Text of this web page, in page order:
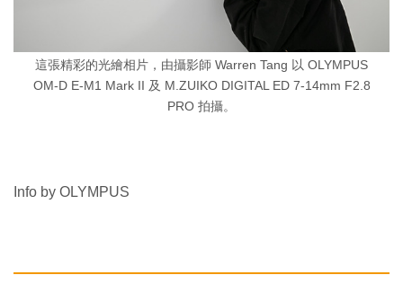
這張精彩的光繪相片，由攝影師 Warren Tang 以 OLYMPUS
OM-D E-M1 Mark II 及 M.ZUIKO DIGITAL ED 7-14mm F2.8
PRO 拍攝。
Info by OLYMPUS